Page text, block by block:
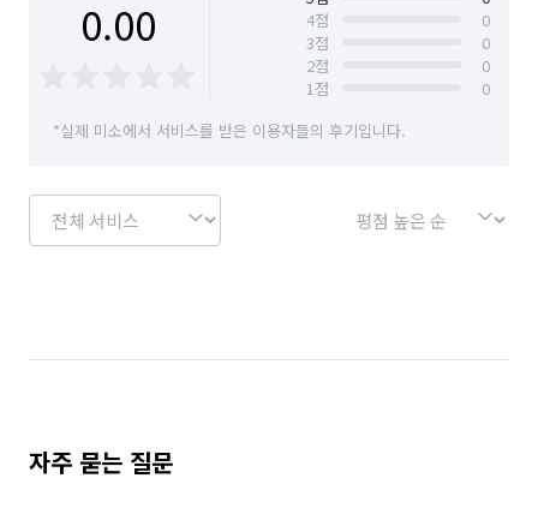
0.00
4점
0
3점
0
2점
0
1점
0
*실제 미소에서 서비스를 받은 이용자들의 후기입니다.
자주 묻는 질문